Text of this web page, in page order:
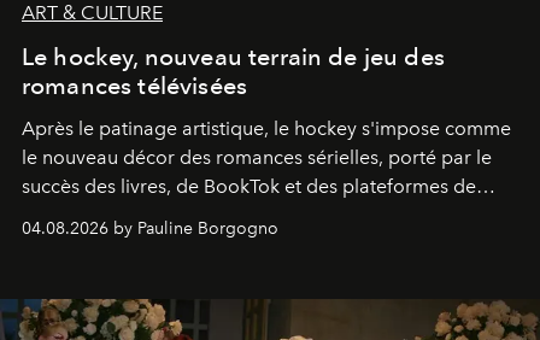
ART & CULTURE
Le hockey, nouveau terrain de jeu des
romances télévisées
Après le patinage artistique, le hockey s'impose comme
le nouveau décor des romances sérielles, porté par le
succès des livres, de BookTok et des plateformes de
04.08.2026 by Pauline Borgogno